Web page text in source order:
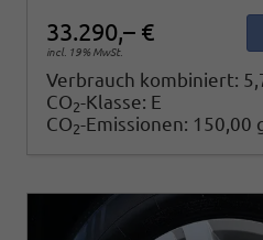
33.290,– €
incl. 19% MwSt.
Verbrauch kombiniert:
CO2-Klasse: E
CO2-Emissionen: 150,00